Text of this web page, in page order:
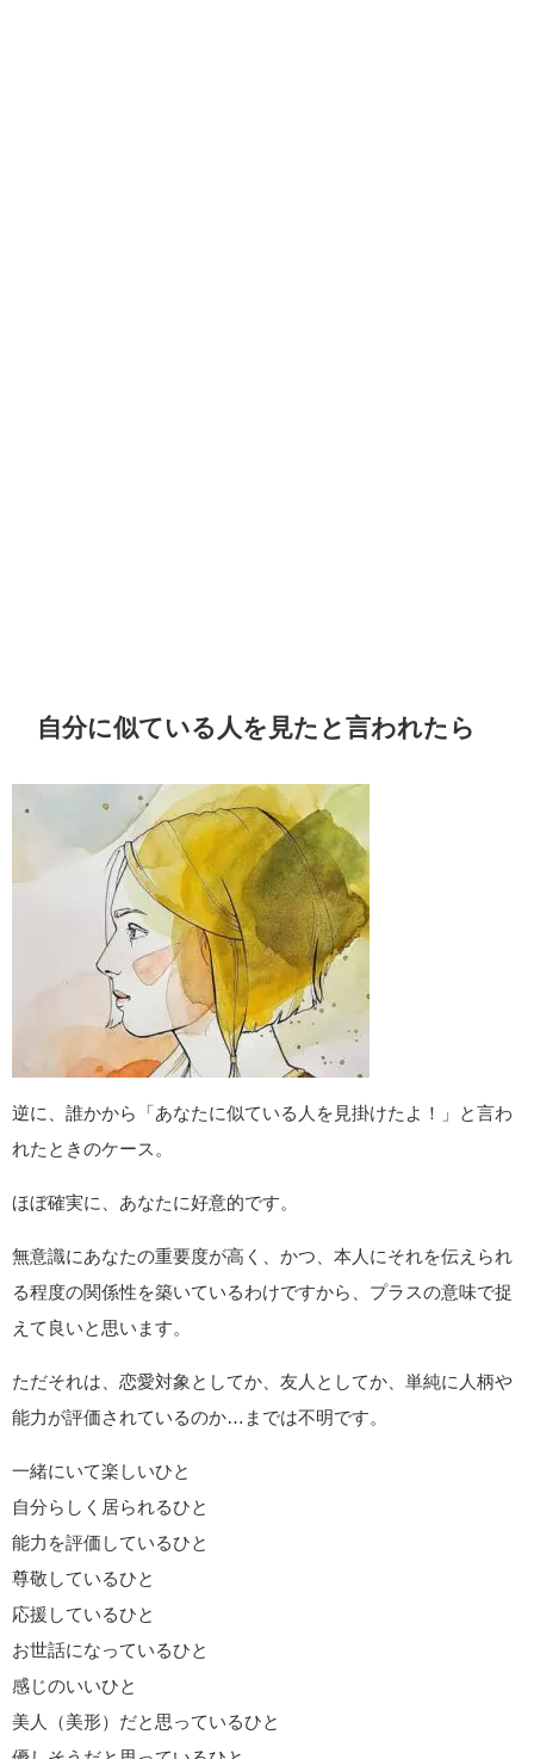
自分に似ている人を見たと言われたら
逆に、誰かから「あなたに似ている人を見掛けたよ！」と言わ
れたときのケース。
ほぼ確実に、あなたに好意的です。
無意識にあなたの重要度が高く、かつ、本人にそれを伝えられ
る程度の関係性を築いているわけですから、プラスの意味で捉
えて良いと思います。
ただそれは、恋愛対象としてか、友人としてか、単純に人柄や
能力が評価されているのか…までは不明です。
一緒にいて楽しいひと
自分らしく居られるひと
能力を評価しているひと
尊敬しているひと
応援しているひと
お世話になっているひと
感じのいいひと
美人（美形）だと思っているひと